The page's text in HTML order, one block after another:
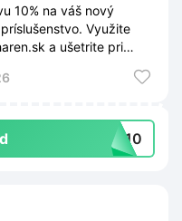
10% na váš nový
Využite
a ušetrite pri
S10